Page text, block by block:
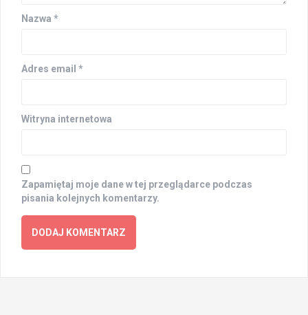
Nazwa *
Adres email *
Witryna internetowa
Zapamiętaj moje dane w tej przeglądarce podczas
pisania kolejnych komentarzy.